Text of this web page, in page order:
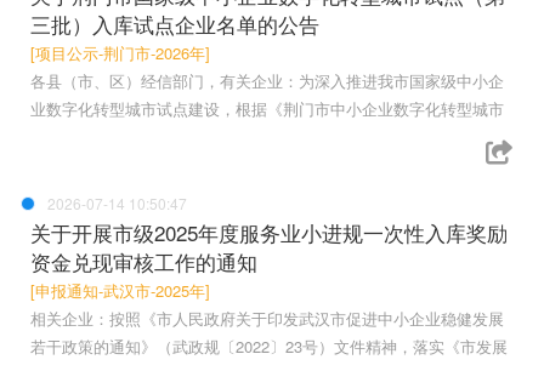
三批）入库试点企业名单的公告
[项目公示-荆门市-2026年]
各县（市、区）经信部门，有关企业：为深入推进我市国家级中小企
业数字化转型城市试点建设，根据《荆门市中小企业数字化转型城市
2026-07-14 10:50:47
关于开展市级2025年度服务业小进规一次性入库奖励
资金兑现审核工作的通知
[申报通知-武汉市-2025年]
相关企业：按照《市人民政府关于印发武汉市促进中小企业稳健发展
若干政策的通知》（武政规〔2022〕23号）文件精神，落实《市发展